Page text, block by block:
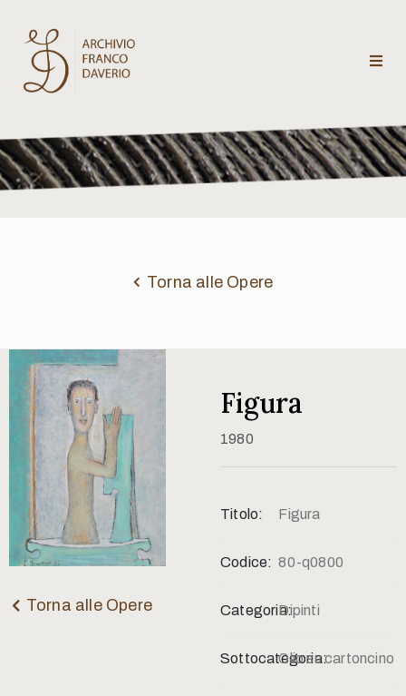
Archivio
Franco
Daverio
critici
Contatti
Torna alle Opere
Torna alle Opere
Figura
1980
Titolo: Figura
Codice: 80-q0800
Categoria:Dipinti
Sottocategoria:Olio su cartoncino